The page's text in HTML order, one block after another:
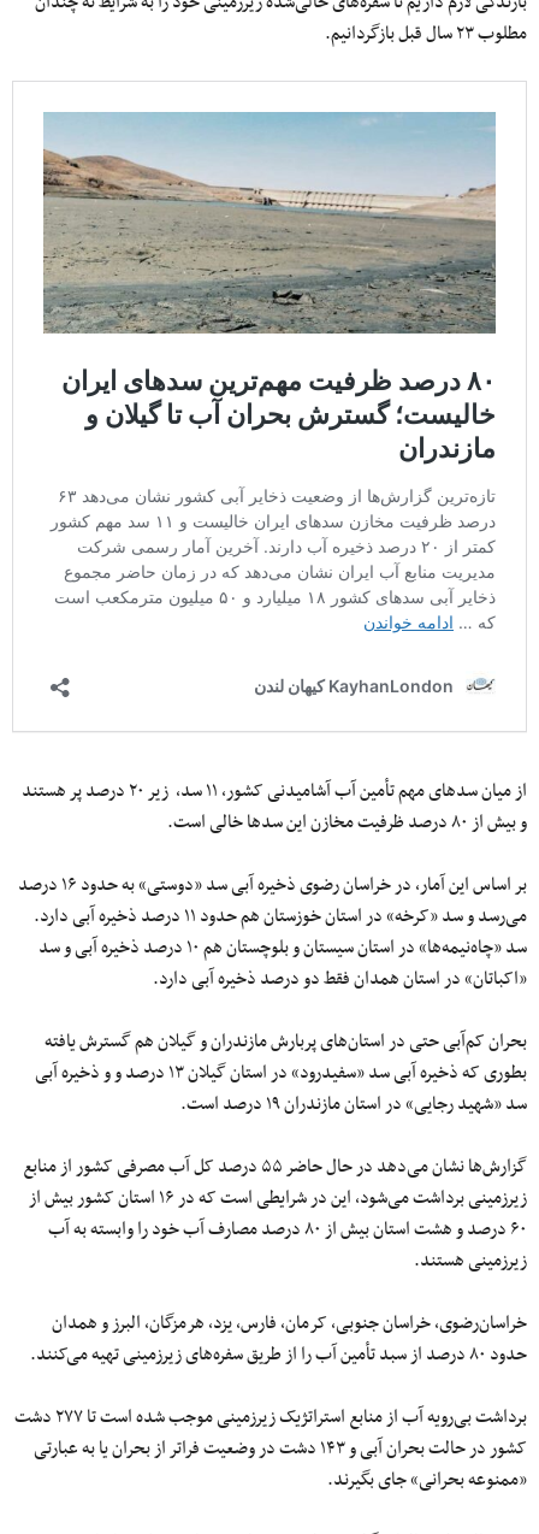
مطلوب ۲۳ سال قبل بازگردانیم.
از میان سدهای مهم تأمین آب آشامیدنی کشور، ۱۱ سد، زیر ۲۰ درصد پر هستند
و بیش از ۸۰ درصد ظرفیت مخازن این سدها خالی است.
بر اساس این آمار، در خراسان رضوی ذخیره آبی سد «دوستی» به حدود ۱۶ درصد
می‌رسد و سد «کرخه» در استان خوزستان هم حدود ۱۱ درصد ذخیره آبی دارد.
سد «چاه‌نیمه‌ها» در استان سیستان و بلوچستان هم ۱۰ درصد ذخیره آبی و سد
«اکباتان» در استان همدان فقط دو درصد ذخیره آبی دارد.
بحران کم‌آبی حتی در استان‌های پربارش مازندران و گیلان هم گسترش یافته
بطوری که ذخیره آبی سد «سفیدرود» در استان گیلان ۱۳ درصد و و ذخیره آبی
سد «شهید رجایی» در استان مازندران ۱۹ درصد است.
گزارش‌ها نشان می‌دهد در حال حاضر ۵۵ درصد کل آب مصرفی کشور از منابع
زیرزمینی برداشت می‌شود، این در شرایطی است که در ۱۶ استان کشور بیش از
۶۰ درصد و هشت استان بیش از ۸۰ درصد مصارف آب خود را وابسته به آب
زیرزمینی هستند.
خراسان‌رضوی، خراسان جنوبی، کرمان، فارس، یزد، هرمزگان، البرز و همدان
حدود ۸۰ درصد از سبد تأمین آب را از طریق سفره‌های زیرزمینی تهیه می‌کنند.
برداشت بی‌رویه آب از منابع استراتژیک زیرزمینی موجب شده است تا ۲۷۷ دشت
کشور در حالت بحران آبی و ۱۴۳ دشت در وضعیت فراتر از بحران یا به عبارتی
«ممنوعه بحرانی» جای بگیرند.